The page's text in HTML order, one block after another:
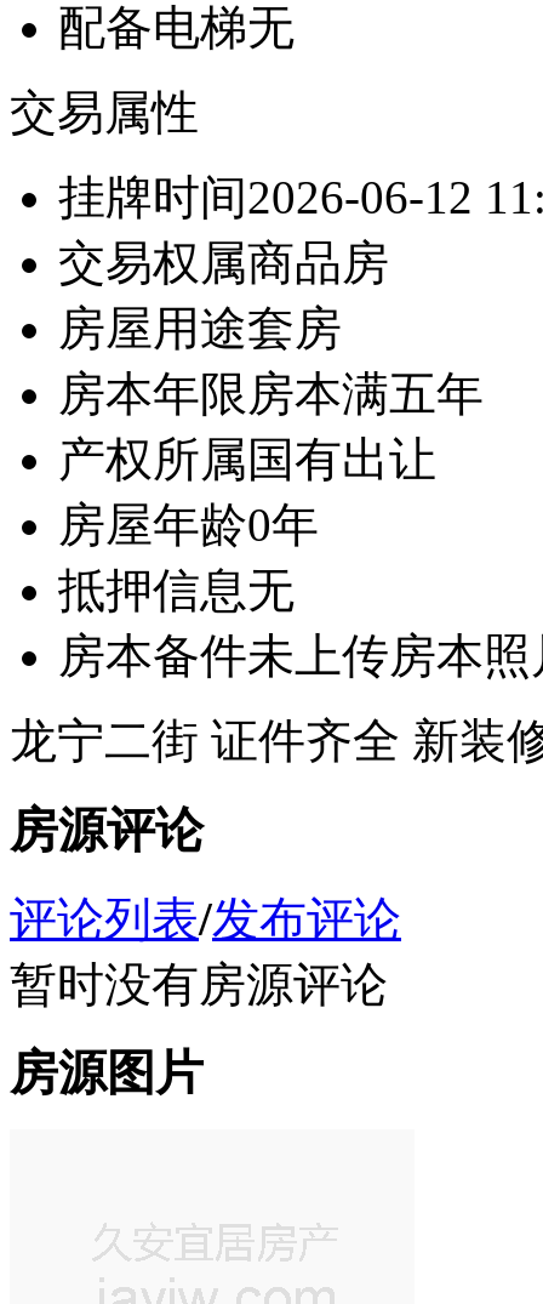
配备电梯无
交易属性
挂牌时间2026-06-12
交易权属商品房
房屋用途套房
房本年限 房本满五年
产权所属国有出让
房屋年龄0年
抵押信息无
房本备件未上传房本照
龙宁二街 证件齐全 新装
房源评论
评论列表/发布评论
暂时没有房源评论
房源图片